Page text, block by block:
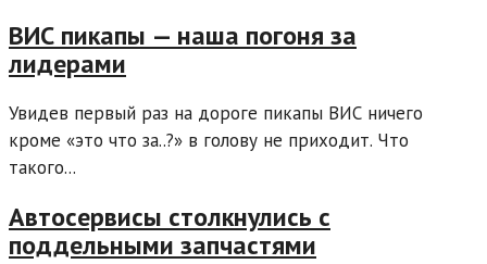
ВИС пикапы — наша погоня за
лидерами
Увидев первый раз на дороге пикапы ВИС ничего
кроме «это что за..?» в голову не приходит. Что
такого...
Автосервисы столкнулись с
поддельными запчастями